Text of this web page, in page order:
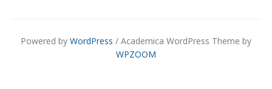
Powered by WordPress / Academica WordPress Theme by
WPZOOM